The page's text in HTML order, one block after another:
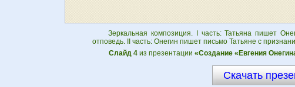
Зеркальная композиция. I часть: Татьяна пишет
отповедь. II часть: Онегин пишет письмо Татьяне с
Слайд 4из презентации «Создание «Евгения
Скачать